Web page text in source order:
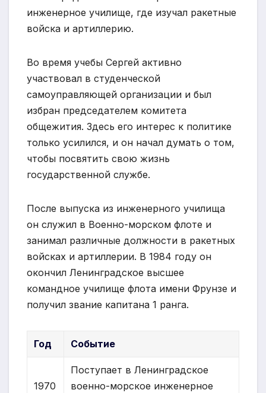
инженерное училище, где изучал ракетные
войска и артиллерию.
Во время учебы Сергей активно
участвовал в студенческой
самоуправляющей организации и был
избран председателем комитета
общежития. Здесь его интерес к политике
только усилился, и он начал думать о том,
чтобы посвятить свою жизнь
государственной службе.
После выпуска из инженерного училища
он служил в Военно-морском флоте и
занимал различные должности в ракетных
войсках и артиллерии. В 1984 году он
окончил Ленинградское высшее
командное училище флота имени Фрунзе и
получил звание капитана 1 ранга.
Год Событие
1970
Поступает в Ленинградское
военно-морское инженерное